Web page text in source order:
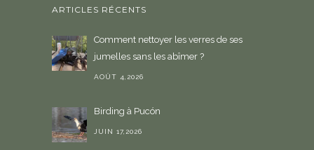
ARTICLES RÉCENTS
Comment nettoyer les verres de ses
jumelles sans les abîmer ?
AOÛT 4,2026
Birding à Pucón
JUIN 17,2026